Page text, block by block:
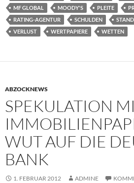
MF GLOBAL
MOODY'S PLEITE
RATING-AGENTUR
SCHULDEN
VERLUST
WERTPAPIERE WETTEN
ABZOCKNEWS
SPEKULATION
WUT AUF DIE
BANK
1. FEBRUAR 2012 ADMINE